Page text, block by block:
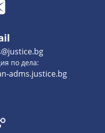
по дела:
adms.justice.bg